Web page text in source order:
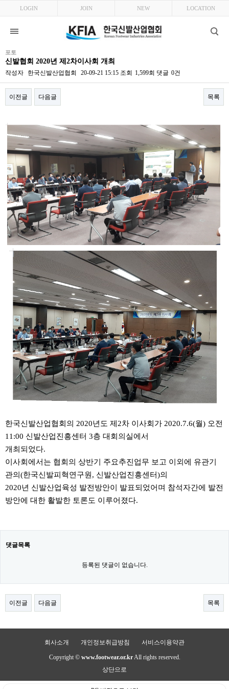
LOGIN JOIN NEW LOCATION
포토
신발협회 2020년 제2차이사회 개최
작성자 한국신발산업협회 20-09-21 15:15 조회 1,599회 댓글 0건
이전글 다음글 목록
한국신발산업협회의 2020년도 제2차 이사회가 2020.7.6(월) 오전
11:00 신발산업진흥센터 3층 대회의실에서
개최되었다.
이사회에서는 협회의 상반기 주요추진업무 보고 이외에 유관기
관의(한국신발피혁연구원, 신발산업진흥센터)의
2020년 신발산업육성 발전방안이 발표되었어며 참석자간에 발전
방안에 대한 활발한 토론도 이루어졌다.
댓글목록
등록된 댓글이 없습니다.
이전글 다음글 목록
회사소개 개인정보취급방침 서비스이용약관
Copyright © www.footwear.or.krAll rights reserved.
상단으로